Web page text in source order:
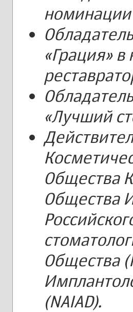
номинации
«Грация»
«Лучший
Общества
Общества
Общества
(NAIAD).